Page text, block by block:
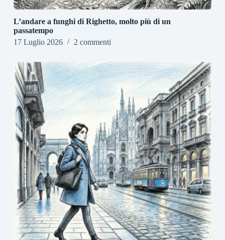
L’andare a funghi di Righetto, molto più di un
passatempo
17 Luglio 2026
2 commenti